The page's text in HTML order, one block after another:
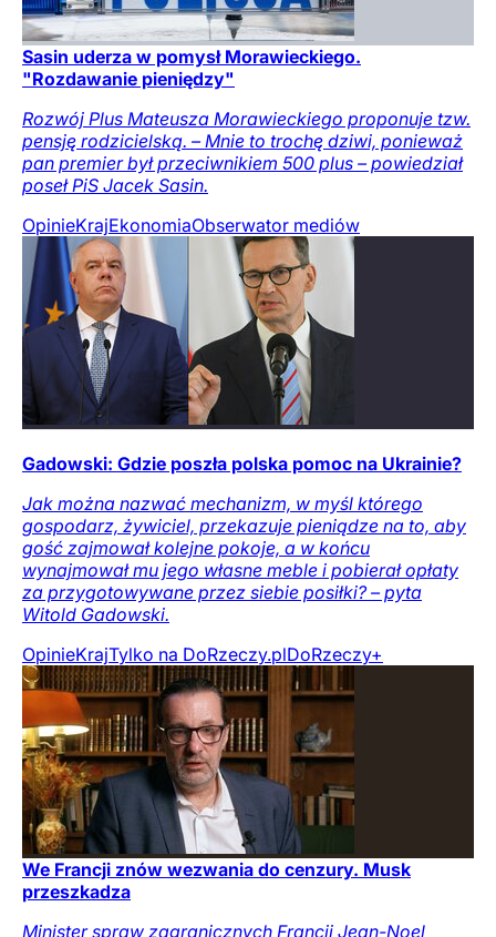
Sasin uderza w pomysł Morawieckiego.
"Rozdawanie pieniędzy"
Rozwój Plus Mateusza Morawieckiego proponuje tzw.
pensję rodzicielską. – Mnie to trochę dziwi, ponieważ
pan premier był przeciwnikiem 500 plus – powiedział
poseł PiS Jacek Sasin.
OpinieKrajEkonomiaObserwator mediów
Gadowski: Gdzie poszła polska pomoc na Ukrainie?
Jak można nazwać mechanizm, w myśl którego
gospodarz, żywiciel, przekazuje pieniądze na to, aby
gość zajmował kolejne pokoje, a w końcu
wynajmował mu jego własne meble i pobierał opłaty
za przygotowywane przez siebie posiłki? – pyta
Witold Gadowski.
OpinieKrajTylko na DoRzeczy.plDoRzeczy+
We Francji znów wezwania do cenzury. Musk
przeszkadza
Minister spraw zagranicznych Francji Jean-Noel